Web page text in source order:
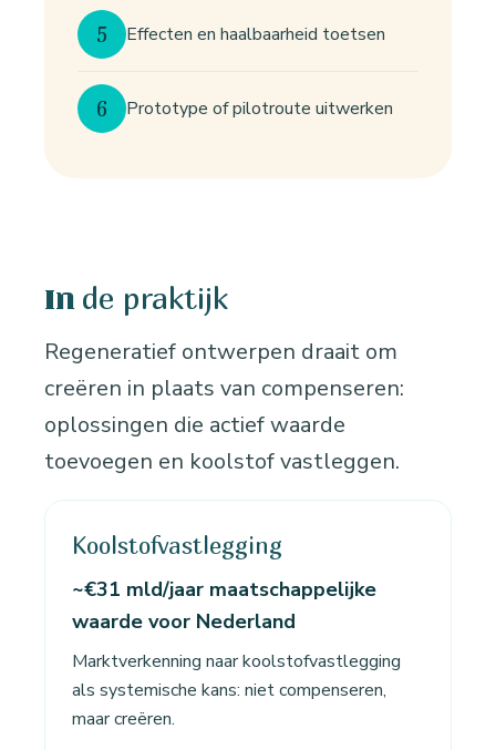
5 Effecten en haalbaarheid toetsen
6 Prototype of pilotroute uitwerken
In de praktijk
Regeneratief ontwerpen draait om
creëren in plaats van compenseren:
oplossingen die actief waarde
toevoegen en koolstof vastleggen.
Koolstofvastlegging
~€31 mld/jaar maatschappelijke
waarde voor Nederland
Marktverkenning naar koolstofvastlegging
als systemische kans: niet compenseren,
maar creëren.